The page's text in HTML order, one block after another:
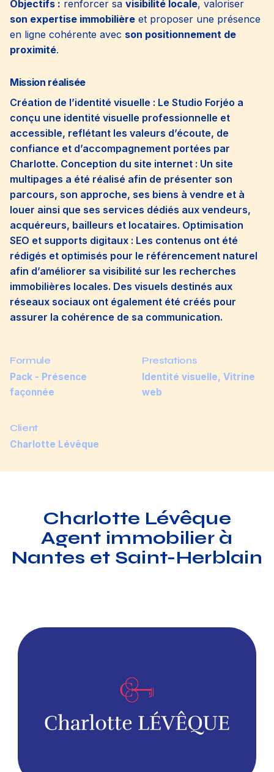
Objectifs : renforcer sa visibilité locale, valoriser
son expertise immobilière et proposer une présence
en ligne cohérente avec son positionnement de
proximité.
Mission réalisée
Création de l’identité visuelle : Le Studio Forjéo a
conçu une identité visuelle professionnelle et
accessible, reflétant les valeurs d’écoute, de
confiance et d’accompagnement portées par
Charlotte. Conception du site internet : Un site
multipages a été réalisé afin de présenter son
parcours, son approche, ses biens à vendre et à
louer ainsi que ses services dédiés aux vendeurs,
acquéreurs, bailleurs et locataires. Optimisation
SEO et supports digitaux : Les contenus ont été
rédigés et optimisés pour le référencement naturel
afin d’améliorer sa visibilité sur les recherches
immobilières locales. Des visuels destinés aux
réseaux sociaux ont également été créés pour
assurer la cohérence de sa communication.
Formule
Pack - Présence
façonnée
Prestations
Identité visuelle, Vitrine
web
Client
Charlotte Lévêque
Charlotte Lévêque
Agent immobilier à
Nantes et Saint-Herblain